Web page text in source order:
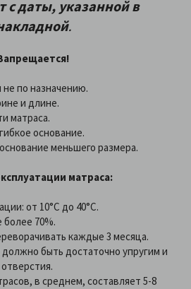
с даты, указанной в
.
по назначению.
и длине.
матраса.
основание.
меньшего размера.
матраса:
от 10°С до 40°С.
более 70%.
каждые 3 месяца.
быть достаточно упругим и
в среднем, составляет 5-8